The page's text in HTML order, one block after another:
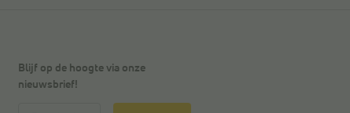
Blijf op de hoogte via onze
nieuwsbrief!